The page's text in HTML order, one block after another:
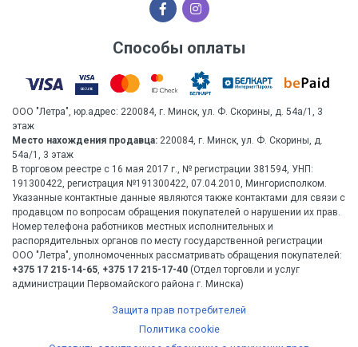
Способы оплаты
ООО "Летра", юр.адрес: 220084, г. Минск, ул. Ф. Скорины, д. 54а/1, 3
этаж
Место нахождения продавца: 220084, г. Минск, ул. Ф. Скорины, д.
54а/1, 3 этаж
В торговом реестре с 16 мая 2017 г., № регистрации 381594, УНП:
191300422, регистрация №191300422, 07.04.2010, Мингорисполком.
Указанные контактные данные являются также контактами для связи с
продавцом по вопросам обращения покупателей о нарушении их прав.
Номер телефона работников местных исполнительных и
распорядительных органов по месту государственной регистрации
ООО "Летра", уполномоченных рассматривать обращения покупателей:
+375 17 215-14-65 +375 17 215-17-40 (Отдел торговли и услуг
администрации Первомайского района г. Минска)
Защита прав потребителей
Политика cookie